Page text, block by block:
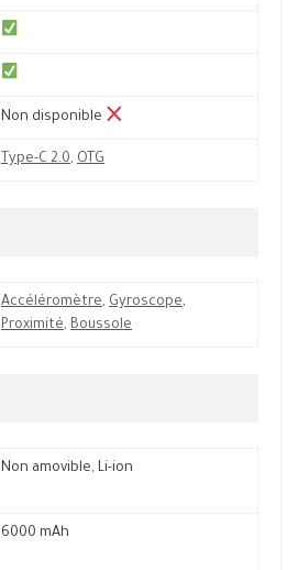
Non disponible
Type-C 2.0, OTG
Accéléromètre, Gyroscope,
Proximité, Boussole
Non amovible, Li-ion
6000 mAh